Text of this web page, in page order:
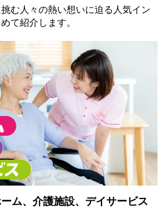
む人々の熱い想いに迫る人気イン
て紹介します。
ム、介護施設、デイサービス